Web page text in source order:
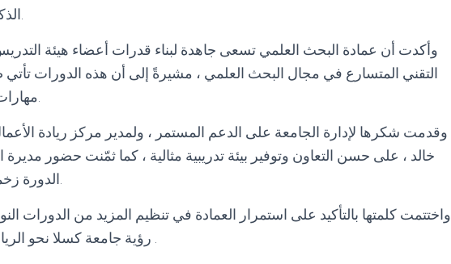
وأكدت أن عمادة البحث العلمي تسعى جاهدة لبناء قدرات أعضاء هيئة التدريس
التقني المتسارع في مجال البحث العلمي ، مشيرةً إلى أن هذه الدورات
وقدمت شكرها لإدارة الجامعة على الدعم المستمر ، ولمدير مركز ريادة الأعمال
خالد ، على حسن التعاون وتوفير بيئة تدريبية مثالية ، كما ثمّنت حضور مديرة
واختتمت كلمتها بالتأكيد على استمرار العمادة في تنظيم المزيد من الدورات